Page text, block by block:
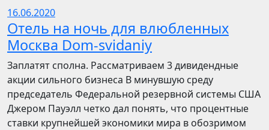
16.06.2020
Отель на ночь для влюбленных
Москва Dom-svidaniy
Заплатят сполна. Рассматриваем 3 дивидендные
акции сильного бизнеса В минувшую среду
председатель Федеральной резервной системы США
Джером Пауэлл четко дал понять, что процентные
ставки крупнейшей экономики мира в обозримом